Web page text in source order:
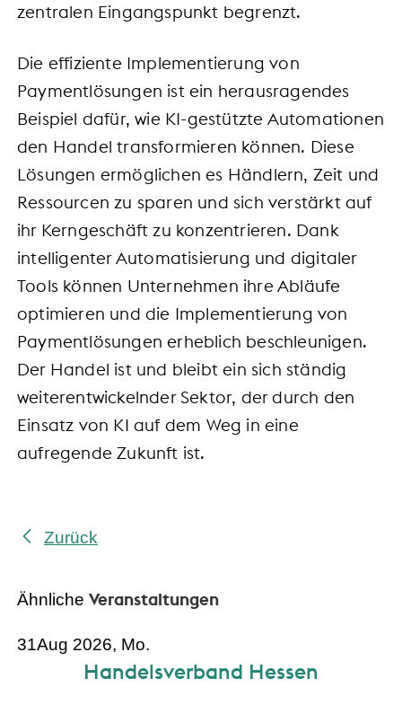
zentralen Eingangspunkt begrenzt.
Die effiziente Implementierung von
Paymentlösungen ist ein herausragendes
Beispiel dafür, wie KI-gestützte Automationen
den Handel transformieren können. Diese
Lösungen ermöglichen es Händlern, Zeit und
Ressourcen zu sparen und sich verstärkt auf
ihr Kerngeschäft zu konzentrieren. Dank
intelligenter Automatisierung und digitaler
Tools können Unternehmen ihre Abläufe
optimieren und die Implementierung von
Paymentlösungen erheblich beschleunigen.
Der Handel ist und bleibt ein sich ständig
weiterentwickelnder Sektor, der durch den
Einsatz von KI auf dem Weg in eine
aufregende Zukunft ist.
Zurück
Ähnliche Veranstaltungen
31Aug 2026, Mo.
Handelsverband Hessen